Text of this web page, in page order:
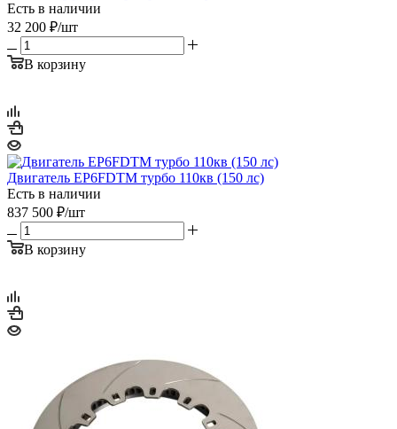
Есть в наличии
32 200 ₽/шт
В корзину
Двигатель EP6FDTM турбо 110кв (150 лс)
Есть в наличии
837 500 ₽/шт
В корзину